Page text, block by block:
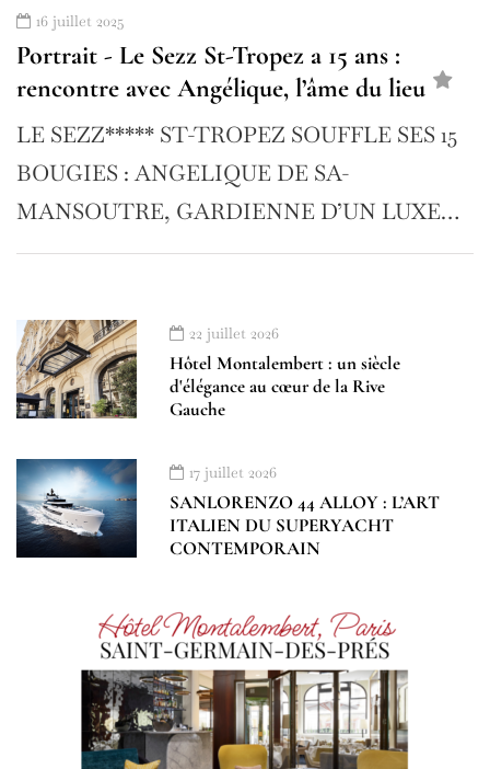
16 juillet 2025
Portrait - Le Sezz St-Tropez a 15 ans :
rencontre avec Angélique, l’âme du lieu
LE SEZZ***** ST-TROPEZ SOUFFLE SES 15
BOUGIES : ANGELIQUE DE SA-
MANSOUTRE, GARDIENNE D’UN LUXE…
22 juillet 2026
Hôtel Montalembert : un siècle
d'élégance au cœur de la Rive
Gauche
17 juillet 2026
SANLORENZO 44 ALLOY : L’ART
ITALIEN DU SUPERYACHT
CONTEMPORAIN